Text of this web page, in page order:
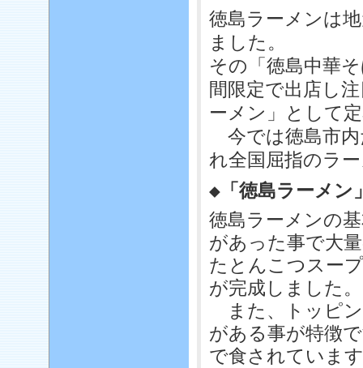
徳島ラーメンは
ました。
その「徳島中華
間限定で出店し
ーメン」として
今では徳島市内
れ全国屈指のラ
◆「徳島ラーメン
徳島ラーメンの
があった事で大
たとんこつスー
が完成しました。
また、トッピン
がある事が特徴
で食されていま